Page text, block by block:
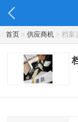
首页> 供应商机> 档案